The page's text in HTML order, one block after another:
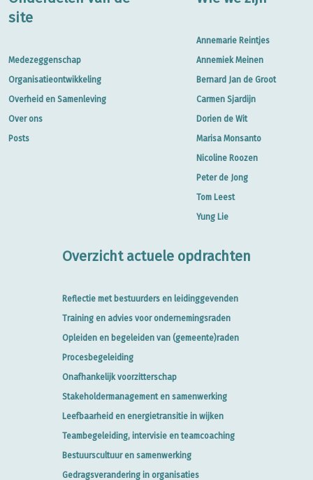
site
Medezeggenschap
Organisatieontwikkeling
Overheid en Samenleving
Over ons
Posts
Annemarie Reintjes
Annemiek Meinen
Bernard Jan de Groot
Carmen Sjardijn
Dorien de Wit
Marisa Monsanto
Nicoline Roozen
Peter de Jong
Tom Leest
Yung Lie
Overzicht actuele opdrachten
Reflectie met bestuurders en leidinggevenden
Training en advies voor ondernemingsraden
Opleiden en begeleiden van (gemeente)raden
Procesbegeleiding
Onafhankelijk voorzitterschap
Stakeholdermanagement en samenwerking
Leefbaarheid en energietransitie in wijken
Teambegeleiding, intervisie en teamcoaching
Bestuurscultuur en samenwerking
Gedragsverandering in organisaties